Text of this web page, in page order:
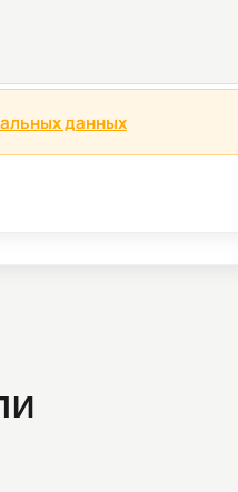
данных